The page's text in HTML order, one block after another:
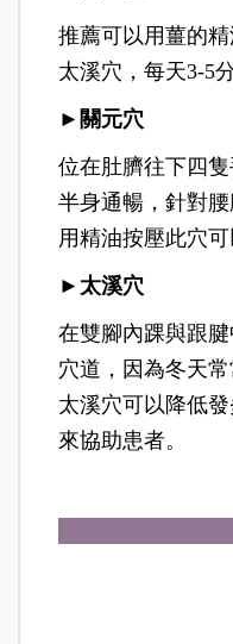
推薦可以用薑的精
太溪穴，每天3-5
►關元穴
位在肚臍往下四
半身通暢，針對
用精油按壓此穴
►太溪穴
在雙腳內踝與跟
穴道，因為冬天
太溪穴可以降低
來協助患者。